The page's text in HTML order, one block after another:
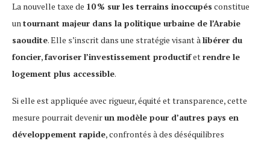
La nouvelle taxe de 10 % sur les terrains inoccupés constitue
untournant majeur dans la politique urbaine de l’Arabie
saoudite. Elle s’inscrit dans une stratégie visant àlibérer du
foncier,favoriser l’investissement productifetrendre le
logement plus accessible.
Si elle est appliquée avec rigueur, équité et transparence, cette
mesure pourrait devenirun modèle pour d’autres pays en
développement rapide, confrontés à des déséquilibres